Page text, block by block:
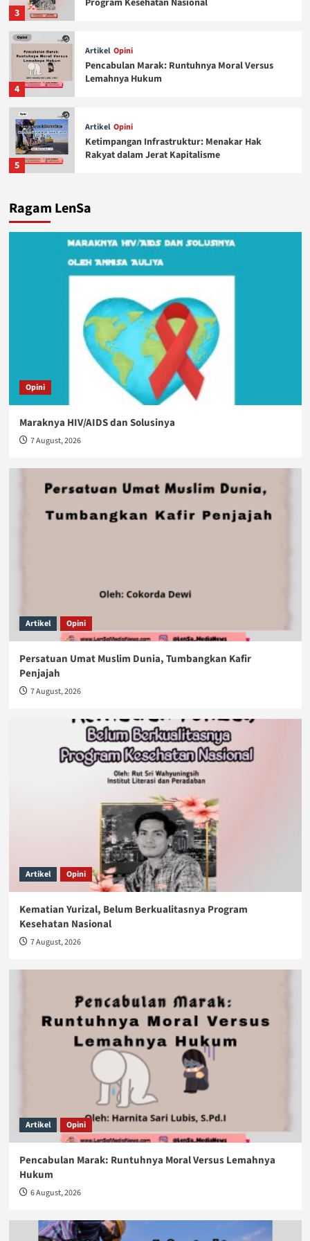
3
Program Kesehatan Nasional
4
Artikel Opini
Pencabulan Marak: Runtuhnya Moral Versus
Lemahnya Hukum
5
Artikel Opini
Ketimpangan Infrastruktur: Menakar Hak
Rakyat dalam Jerat Kapitalisme
Ragam LenSa
Opini
Maraknya HIV/AIDS dan Solusinya
7 August, 2026
Artikel Opini
Persatuan Umat Muslim Dunia, Tumbangkan Kafir
Penjajah
7 August, 2026
Artikel Opini
Kematian Yurizal, Belum Berkualitasnya Program
Kesehatan Nasional
7 August, 2026
Artikel Opini
Pencabulan Marak: Runtuhnya Moral Versus Lemahnya
Hukum
6 August, 2026